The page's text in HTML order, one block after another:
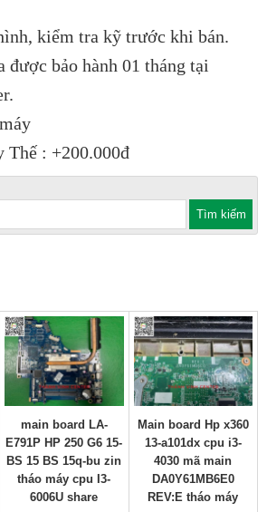
kiểm tra kỹ trước khi bán.
được bảo hành 01 tháng tại
Thế : +200.000đ
main board LA-
E791P HP 250 G6 15-
BS 15 BS 15q-bu zin
tháo máy cpu I3-
6006U share
Main board Hp x360
13-a101dx cpu i3-
4030 mã main
DA0Y61MB6E0
REV:E tháo máy